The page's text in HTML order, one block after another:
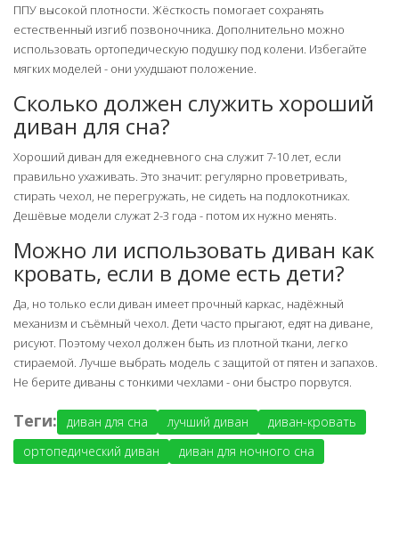
ППУ высокой плотности. Жёсткость помогает сохранять
естественный изгиб позвоночника. Дополнительно можно
использовать ортопедическую подушку под колени. Избегайте
мягких моделей - они ухудшают положение.
Сколько должен служить хороший
диван для сна?
Хороший диван для ежедневного сна служит 7-10 лет, если
правильно ухаживать. Это значит: регулярно проветривать,
стирать чехол, не перегружать, не сидеть на подлокотниках.
Дешёвые модели служат 2-3 года - потом их нужно менять.
Можно ли использовать диван как
кровать, если в доме есть дети?
Да, но только если диван имеет прочный каркас, надёжный
механизм и съёмный чехол. Дети часто прыгают, едят на диване,
рисуют. Поэтому чехол должен быть из плотной ткани, легко
стираемой. Лучше выбрать модель с защитой от пятен и запахов.
Не берите диваны с тонкими чехлами - они быстро порвутся.
Теги: диван для сна лучший диван
диван-кровать
ортопедический диван
диван для ночного сна